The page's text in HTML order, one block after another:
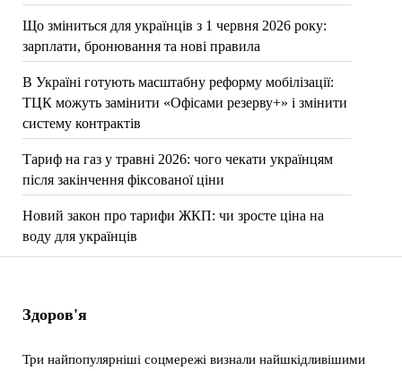
Що зміниться для українців з 1 червня 2026 року:
зарплати, бронювання та нові правила
В Україні готують масштабну реформу мобілізації:
ТЦК можуть замінити «Офісами резерву+» і змінити
систему контрактів
Тариф на газ у травні 2026: чого чекати українцям
після закінчення фіксованої ціни
Новий закон про тарифи ЖКП: чи зросте ціна на
воду для українців
Здоров'я
Три найпопулярніші соцмережі визнали найшкідливішими